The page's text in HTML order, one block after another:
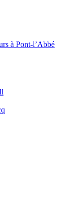
à Pont-l’Abbé